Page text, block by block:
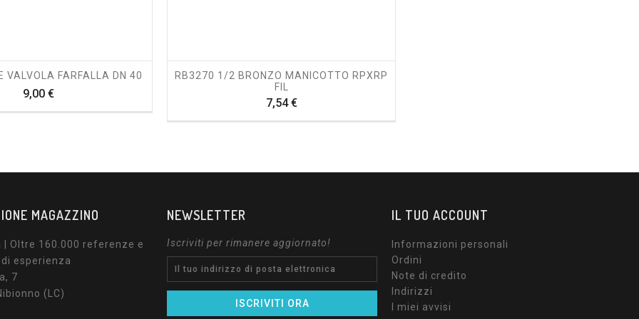
VALVOLA FARFALLA DN 40
9,00 €Prezzo
RB3270 1/2 BRONZO MANICOTTO RPXRP
FIL
7,54 €Prezzo
MAGAZZINO
| Oltre 160.000 referenze e
esperienza
7
(LC)
NEWSLETTER
Iscriviti per rimanere aggiornato!
IL TUO ACCOUNT
Informazioni personali
Ordini
Note di credito
Indirizzi
I miei avvisi